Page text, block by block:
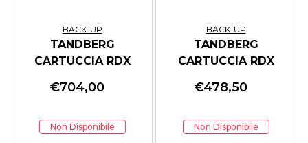
BACK-UP
TANDBERG
CARTUCCIA RDX
BACKUP 5TB
€704,00
Non Disponibile
BACK-UP
TANDBERG
CARTUCCIA RDX
BACKUP 4TB
€478,50
Non Disponibile